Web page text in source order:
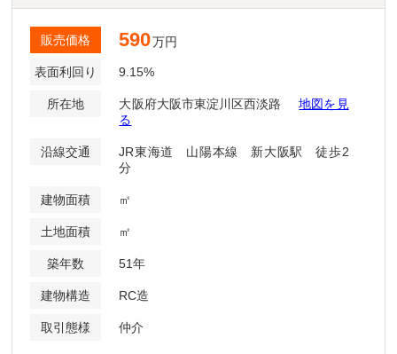
販売価格 590万円
表面利回り 9.15%
所在地 大阪府大阪市東淀川区西淡路
地図を見
る
沿線交通
JR東海道 山陽本線 新大阪駅 徒歩2
分
建物面積 ㎡
土地面積 ㎡
築年数 51年
建物構造 RC造
取引態様 仲介